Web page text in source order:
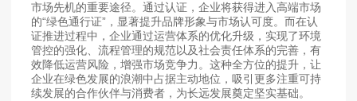
市场先机的重要途径。通过认证，企业将获得进入高端市场
的“绿色通行证”，显著提升品牌形象与市场认可度。而在认
证推进过程中，企业通过运营体系的优化升级，实现了环境
管控的强化、流程管理的规范以及社会责任体系的完善，有
效降低运营风险，增强市场竞争力。这种全方位的提升，让
企业在绿色发展的浪潮中占据主动地位，吸引更多注重可持
续发展的合作伙伴与消费者，为长远发展奠定坚实基础。